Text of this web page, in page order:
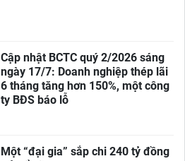
Cập nhật BCTC quý 2/2026 sáng
ngày 17/7: Doanh nghiệp thép lãi
6 tháng tăng hơn 150%, một công
ty BĐS báo lỗ
Một “đại gia” sắp chi 240 tỷ đồng